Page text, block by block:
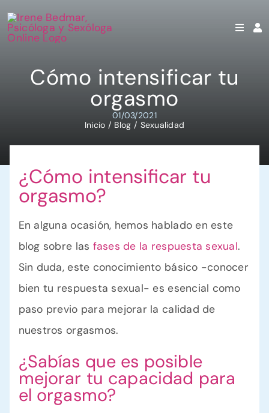
al
contenido
Cómo intensificar tu
orgasmo
01/03/2021
Inicio
Blog Sexualidad
¿Cómo intensificar tu
orgasmo?
En alguna ocasión, hemos hablado en este
blog sobre las fases de la respuesta sexual.
Sin duda, este conocimiento básico -conocer
bien tu respuesta sexual- es esencial como
paso previo para mejorar la calidad de
nuestros orgasmos.
¿Sabías que es posible
mejorar tu capacidad para
el orgasmo?